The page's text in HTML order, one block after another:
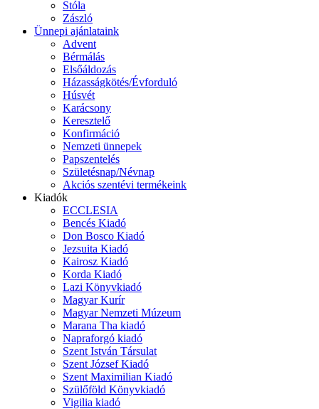
Stóla
Zászló
Ünnepi ajánlataink
Advent
Bérmálás
Elsőáldozás
Házasságkötés/Évforduló
Húsvét
Karácsony
Keresztelő
Konfirmáció
Nemzeti ünnepek
Papszentelés
Születésnap/Névnap
Akciós szentévi termékeink
Kiadók
ECCLESIA
Bencés Kiadó
Don Bosco Kiadó
Jezsuita Kiadó
Kairosz Kiadó
Korda Kiadó
Lazi Könyvkiadó
Magyar Kurír
Magyar Nemzeti Múzeum
Marana Tha kiadó
Napraforgó kiadó
Szent István Társulat
Szent József Kiadó
Szent Maximilian Kiadó
Szülőföld Könyvkiadó
Vigilia kiadó